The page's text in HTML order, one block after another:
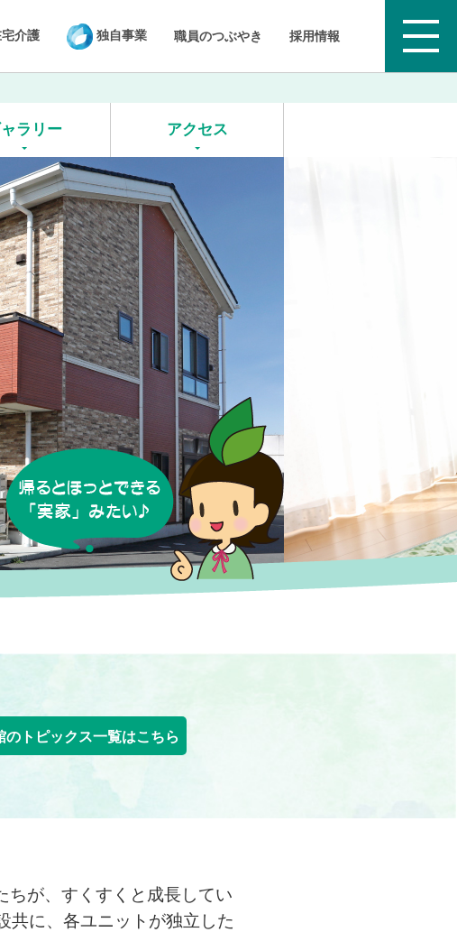
介護 独自事業 職員のつぶやき 採用情報
ラリー アクセス
のトピックス一覧はこちら
ちが、すくすくと成長してい
共に、各ユニットが独立した